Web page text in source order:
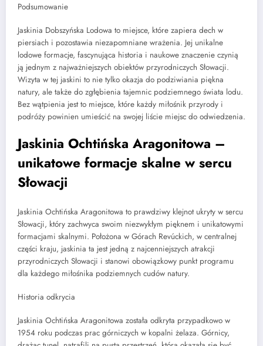
Podsumowanie
Jaskinia Dobszyńska Lodowa to miejsce, które zapiera dech w
piersiach i pozostawia niezapomniane wrażenia. Jej unikalne
lodowe formacje, fascynująca historia i naukowe znaczenie czynią
ją jednym z najważniejszych obiektów przyrodniczych Słowacji.
Wizyta w tej jaskini to nie tylko okazja do podziwiania piękna
natury, ale także do zgłębienia tajemnic podziemnego świata lodu.
Bez wątpienia jest to miejsce, które każdy miłośnik przyrody i
podróży powinien umieścić na swojej liście miejsc do odwiedzenia.
Jaskinia Ochtińska Aragonitowa –
unikatowe formacje skalne w sercu
Słowacji
Jaskinia Ochtińska Aragonitowa to prawdziwy klejnot ukryty w sercu
Słowacji, który zachwyca swoim niezwykłym pięknem i unikatowymi
formacjami skalnymi. Położona w Górach Revúckich, w centralnej
części kraju, jaskinia ta jest jedną z najcenniejszych atrakcji
przyrodniczych Słowacji i stanowi obowiązkowy punkt programu
dla każdego miłośnika podziemnych cudów natury.
Historia odkrycia
Jaskinia Ochtińska Aragonitowa została odkryta przypadkowo w
1954 roku podczas prac górniczych w kopalni żelaza. Górnicy,